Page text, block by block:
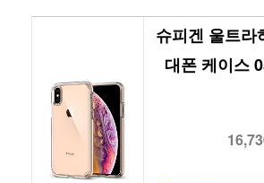
슈피겐 울트라
대폰 케이스